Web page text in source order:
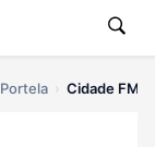
Cidade FM